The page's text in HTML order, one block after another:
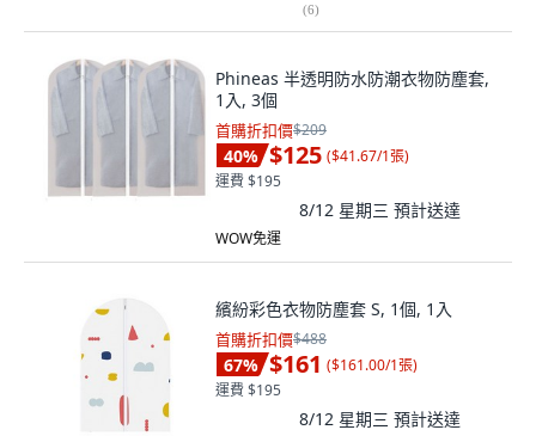
(6)
Phineas 半透明防水防潮衣物防塵套,
1入, 3個
首購折扣價$209
40% $125 ($41.67/1張)
運費 $195
8/12 星期三 預計送達
WOW免運
繽紛彩色衣物防塵套 S, 1個, 1入
首購折扣價$488
67% $161 ($161.00/1張)
運費 $195
8/12 星期三 預計送達